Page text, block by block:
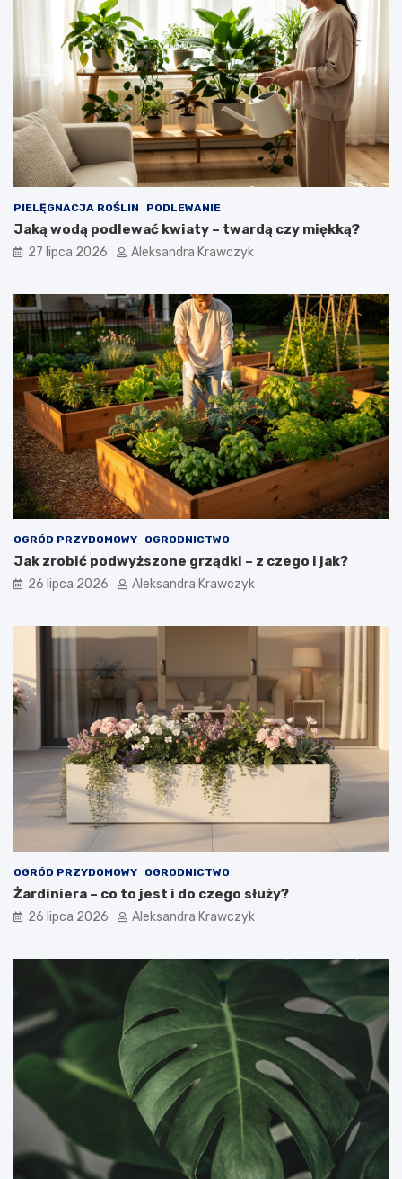
PIELĘGNACJA ROŚLIN PODLEWANIE
Jaką wodą podlewać kwiaty – twardą czy miękką?
27 lipca 2026 Aleksandra Krawczyk
OGRÓD PRZYDOMOWY OGRODNICTWO
Jak zrobić podwyższone grządki – z czego i jak?
26 lipca 2026 Aleksandra Krawczyk
OGRÓD PRZYDOMOWY OGRODNICTWO
Żardiniera – co to jest i do czego służy?
26 lipca 2026 Aleksandra Krawczyk